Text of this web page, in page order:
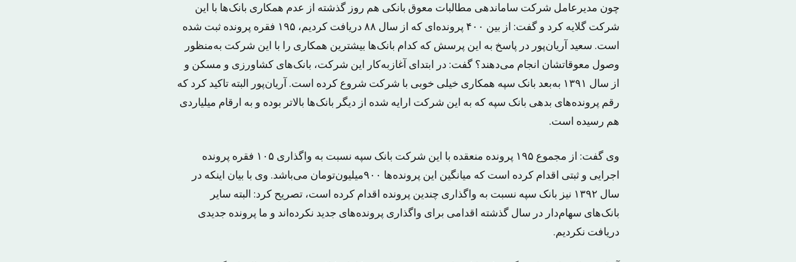
چون مدیرعامل شرکت ساماندهی مطالبات معوق بانکی هم روز گذشته از عدم همکاری بانک‌ها با این
شرکت گلایه کرد و گفت: از بین ۴۰۰ پرونده‌ای که از سال ۸۸ دریافت کردیم، ۱۹۵ فقره پرونده ثبت شده
است. سعید آریان‌پور در پاسخ به این پرسش که کدام بانک‌ها بیشترین همکاری را با این شرکت به‌منظور
وصول معوقاتشان انجام می‌دهند؟ گفت: در ابتدای آغازبه‌کار این شرکت، بانک‌های کشاورزی و مسکن و
از سال ۱۳۹۱ به‌بعد بانک سپه همکاری خیلی خوبی با شرکت شروع کرده است. آریان‌پور البته تاکید کرد که
رقم پرونده‌های بدهی بانک سپه که به این شرکت ارایه شده از دیگر بانک‌ها بالاتر بوده و به ارقام میلیاردی
هم رسیده است.
وی گفت: از مجموع ۱۹۵ پرونده منعقده با این شرکت بانک سپه نسبت به واگذاری ۱۰۵ فقره پرونده
اجرایی و ثبتی اقدام کرده است که میانگین این پرونده‌ها ۹۰۰میلیون‌تومان می‌باشد. وی با بیان اینکه در
سال ۱۳۹۲ نیز بانک سپه نسبت به واگذاری چندین پرونده اقدام کرده است، تصریح کرد: البته سایر
بانک‌های سهام‌دار در سال گذشته اقدامی برای واگذاری پرونده‌های جدید نکرده‌اند و ما پرونده جدیدی
دریافت نکردیم.